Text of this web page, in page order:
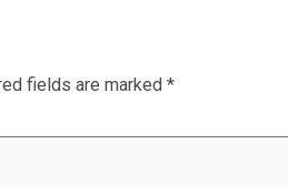
fields are marked *